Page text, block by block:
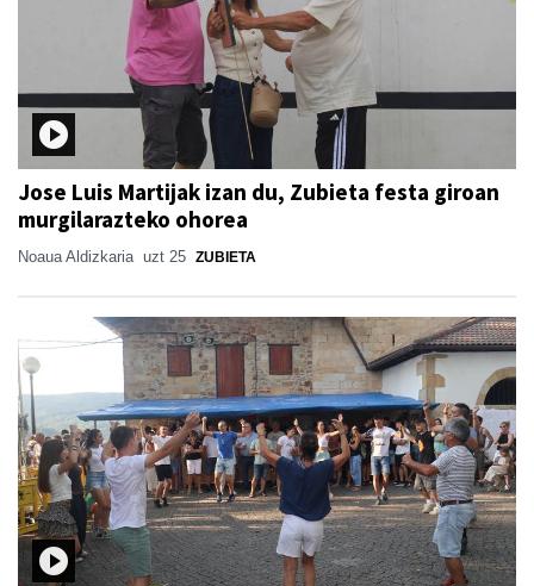
Jose Luis Martijak izan du, Zubieta festa giroan
murgilarazteko ohorea
Noaua Aldizkaria uzt 25 ZUBIETA